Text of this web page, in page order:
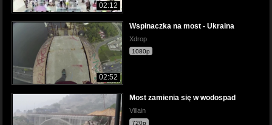
02:12
02:52
Wspinaczka na most - Ukraina
Xdrop
1080p
Most zamienia się w wodospad
Villain
720p